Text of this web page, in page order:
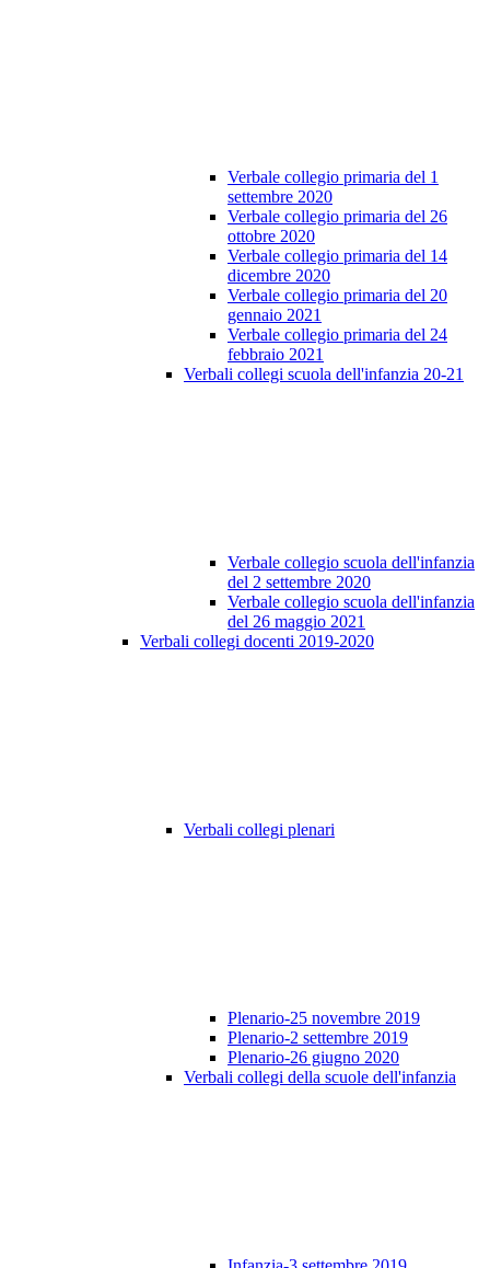
Verbale collegio primaria del 1
settembre 2020
Verbale collegio primaria del 26
ottobre 2020
Verbale collegio primaria del 14
dicembre 2020
Verbale collegio primaria del 20
gennaio 2021
Verbale collegio primaria del 24
febbraio 2021
Verbali collegi scuola dell'infanzia 20-21
Verbale collegio scuola dell'infanzia
del 2 settembre 2020
Verbale collegio scuola dell'infanzia
del 26 maggio 2021
Verbali collegi docenti 2019-2020
Verbali collegi plenari
Plenario-25 novembre 2019
Plenario-2 settembre 2019
Plenario-26 giugno 2020
Verbali collegi della scuole dell'infanzia